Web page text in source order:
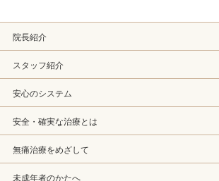
院長紹介
スタッフ紹介
安心のシステム
安全・確実な治療とは
無痛治療をめざして
未成年者のかたへ